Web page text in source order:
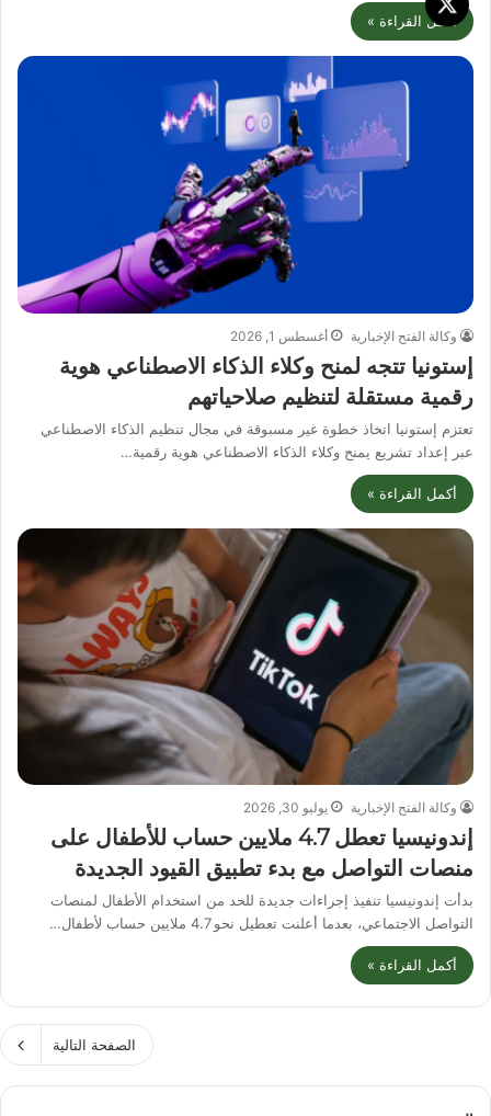
أكمل القراءة »
وكالة الفتح الإخبارية أغسطس 1, 2026
إستونيا تتجه لمنح وكلاء الذكاء الاصطناعي هوية
رقمية مستقلة لتنظيم صلاحياتهم
تعتزم إستونيا اتخاذ خطوة غير مسبوقة في مجال تنظيم الذكاء الاصطناعي
عبر إعداد تشريع يمنح وكلاء الذكاء الاصطناعي هوية رقمية…
أكمل القراءة »
وكالة الفتح الإخبارية يوليو 30, 2026
إندونيسيا تعطل 4.7 ملايين حساب للأطفال على
منصات التواصل مع بدء تطبيق القيود الجديدة
بدأت إندونيسيا تنفيذ إجراءات جديدة للحد من استخدام الأطفال لمنصات
التواصل الاجتماعي، بعدما أعلنت تعطيل نحو 4.7 ملايين حساب لأطفال…
أكمل القراءة »
الصفحة التالية